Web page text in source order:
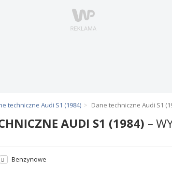
techniczne Audi S1 (1984) Dane techniczne Audi S1
AUDI S1 (1984) –
Benzynowe